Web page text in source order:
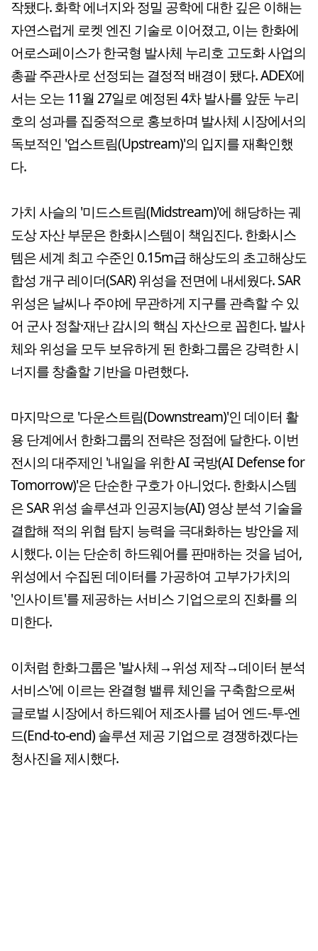
작됐다. 화학 에너지와 정밀 공학에 대한 깊은 이해는
자연스럽게 로켓 엔진 기술로 이어졌고, 이는 한화에
어로스페이스가 한국형 발사체 누리호 고도화 사업의
총괄 주관사로 선정되는 결정적 배경이 됐다. ADEX에
서는 오는 11월 27일로 예정된 4차 발사를 앞둔 누리
호의 성과를 집중적으로 홍보하며 발사체 시장에서의
독보적인 '업스트림(Upstream)'의 입지를 재확인했
다.
가치 사슬의 '미드스트림(Midstream)'에 해당하는 궤
도상 자산 부문은 한화시스템이 책임진다. 한화시스
템은 세계 최고 수준인 0.15m급 해상도의 초고해상도
합성 개구 레이더(SAR) 위성을 전면에 내세웠다. SAR
위성은 날씨나 주야에 무관하게 지구를 관측할 수 있
어 군사 정찰·재난 감시의 핵심 자산으로 꼽힌다. 발사
체와 위성을 모두 보유하게 된 한화그룹은 강력한 시
너지를 창출할 기반을 마련했다.
마지막으로 '다운스트림(Downstream)'인 데이터 활
용 단계에서 한화그룹의 전략은 정점에 달한다. 이번
전시의 대주제인 '내일을 위한 AI 국방(AI Defense for
Tomorrow)'은 단순한 구호가 아니었다. 한화시스템
은 SAR 위성 솔루션과 인공지능(AI) 영상 분석 기술을
결합해 적의 위협 탐지 능력을 극대화하는 방안을 제
시했다. 이는 단순히 하드웨어를 판매하는 것을 넘어,
위성에서 수집된 데이터를 가공하여 고부가가치의
'인사이트'를 제공하는 서비스 기업으로의 진화를 의
미한다.
이처럼 한화그룹은 '발사체→위성 제작→데이터 분석
서비스'에 이르는 완결형 밸류 체인을 구축함으로써
글로벌 시장에서 하드웨어 제조사를 넘어 엔드-투-엔
드(End-to-end) 솔루션 제공 기업으로 경쟁하겠다는
청사진을 제시했다.